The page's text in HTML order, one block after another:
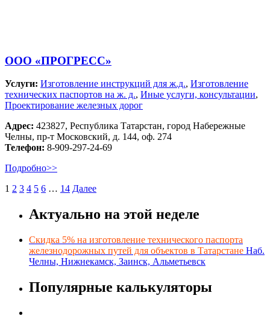
ООО «ПРОГРЕСС»
Услуги: Изготовление инструкций для ж.д., Изготовление
технических паспортов на ж. д., Иные услуги, консультации,
Проектирование железных дорог
Адрес: 423827, Республика Татарстан, город Набережные
Челны, пр-т Московский, д. 144, оф. 274
Телефон: 8-909-297-24-69
Подробно>>
1 2 3 4 5 6 … 14 Далее
Актуально на этой неделе
Скидка 5% на изготовление технического паспорта
железнодорожных путей для объектов в Татарстане Наб.
Челны, Нижнекамск, Заинск, Альметьевск
Популярные калькуляторы